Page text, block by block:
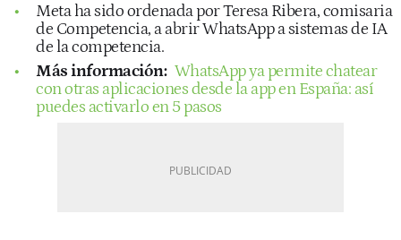
Meta ha sido ordenada por Teresa Ribera, comisaria
de Competencia, a abrir WhatsApp a sistemas de IA
de la competencia.
Más información: WhatsApp ya permite chatear
con otras aplicaciones desde la app en España: así
puedes activarlo en 5 pasos